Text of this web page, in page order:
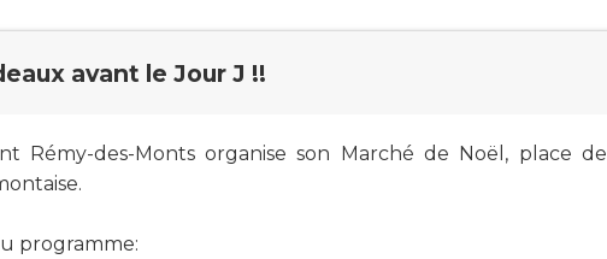
avant le Jour J !!
Rémy-des-Monts organise son Marché de Noël, place de
programme: